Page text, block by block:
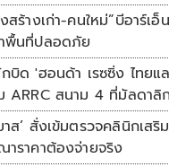
ร้างเก่า-คนใหม่”บีอาร์เอ็น รัฐตรึงกำลัง
พื้นที่ปลอดภัย
บิด 'ฮอนด้า เรซซิ่ง ไทยแ
ARRC สนาม 4 ที่มัลดาลิ
าส’ สั่งเข้มตรวจคลินิกเสริ
าราคาต้องจ่ายจริง